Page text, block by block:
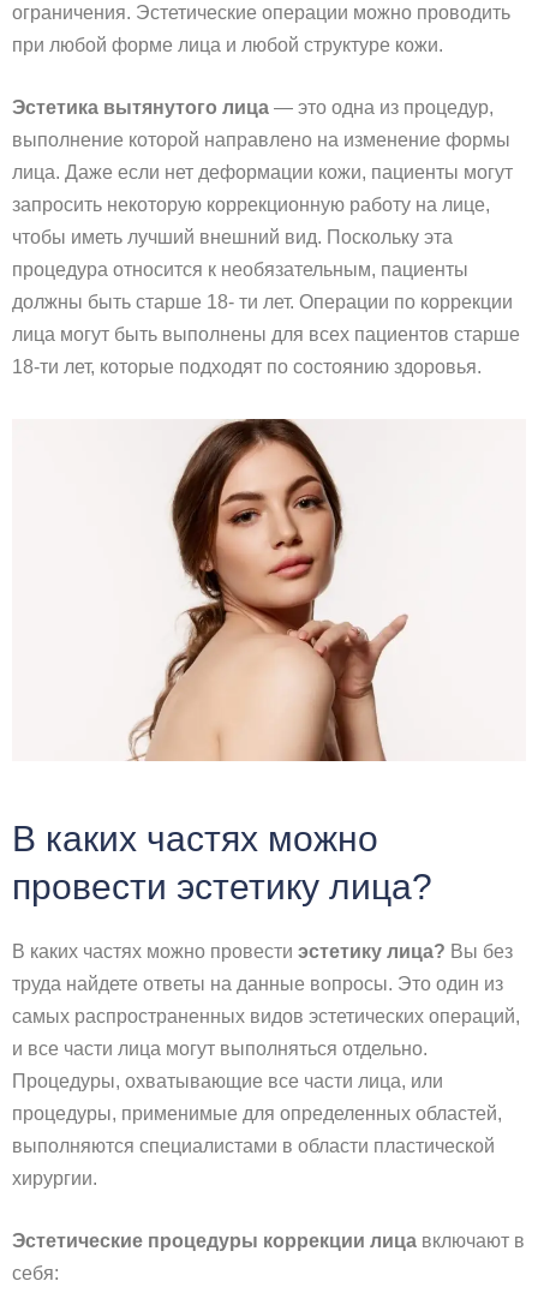
ограничения. Эстетические операции можно проводить
при любой форме лица и любой структуре кожи.
Эстетика вытянутого лица — это одна из процедур,
выполнение которой направлено на изменение формы
лица. Даже если нет деформации кожи, пациенты могут
запросить некоторую коррекционную работу на лице,
чтобы иметь лучший внешний вид. Поскольку эта
процедура относится к необязательным, пациенты
должны быть старше 18- ти лет. Операции по коррекции
лица могут быть выполнены для всех пациентов старше
18-ти лет, которые подходят по состоянию здоровья.
В каких частях можно
провести эстетику лица?
В каких частях можно провести эстетику лица? Вы без
труда найдете ответы на данные вопросы. Это один из
самых распространенных видов эстетических операций,
и все части лица могут выполняться отдельно.
Процедуры, охватывающие все части лица, или
процедуры, применимые для определенных областей,
выполняются специалистами в области пластической
хирургии.
Эстетические процедуры коррекции лица включают в
себя: